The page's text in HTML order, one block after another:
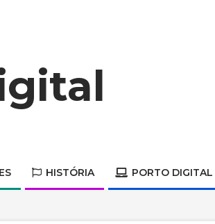
HISTÓRIA PORTO DIGITAL